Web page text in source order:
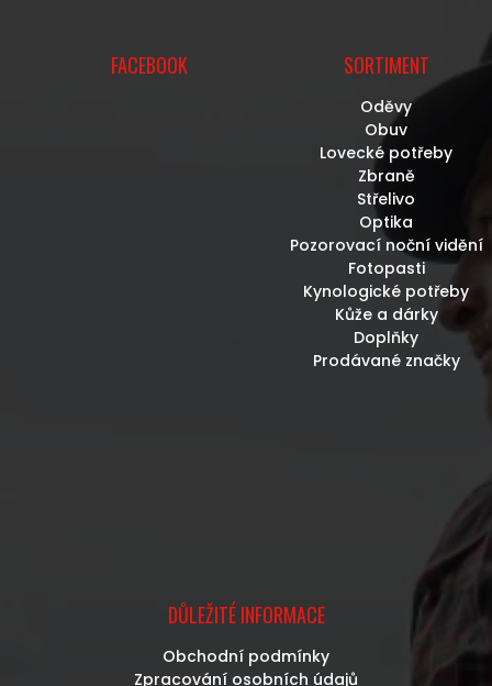
FACEBOOK SORTIMENT
Oděvy
Obuv
Lovecké potřeby
Zbraně
Střelivo
Optika
Pozorovací noční vidění
Fotopasti
Kynologické potřeby
Kůže a dárky
Doplňky
Prodávané značky
DŮLEŽITÉ INFORMACE
Obchodní podmínky
Zpracování osobních údajů